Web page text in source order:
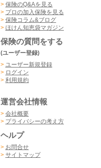
> 保険のQ&Aを見る
> プロの加入保険を見る
> 保険コラム&ブログ
> ほけん知恵袋マガジン
保険の質問をする
(ユーザー登録)
> ユーザー新規登録
> ログイン
> 利用規約
運営会社情報
> 会社概要
> プライバシーの考え方
ヘルプ
> お問合せ
> サイトマップ